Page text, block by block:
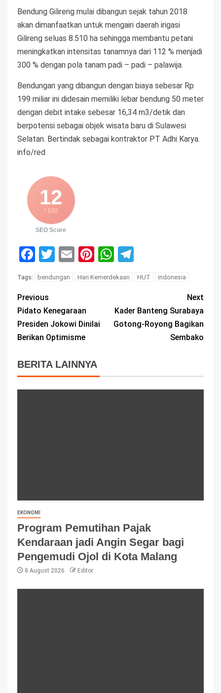
Bendung Gilireng mulai dibangun sejak tahun 2018
akan dimanfaatkan untuk mengairi daerah irigasi
Gilireng seluas 8.510 ha sehingga membantu petani
meningkatkan intensitas tanamnya dari 112 % menjadi
300 % dengan pola tanam padi – padi – palawija.
Bendungan yang dibangun dengan biaya sebesar Rp
199 miliar ini didesain memiliki lebar bendung 50 meter
dengan debit intake sebesar 16,34 m3/detik dan
berpotensi sebagai objek wisata baru di Sulawesi
Selatan. Bertindak sebagai kontraktor PT Adhi Karya.
info/red
12
/ 100
SEO Score
Facebook
Twitter
EmailPinterest
WhatsApp
Tags: bendungan Hari Kemerdekaan HUT indonesia
Previous
Pidato Kenegaraan
Presiden Jokowi Dinilai
Berikan Optimisme
Next
Kader Banteng Surabaya
Gotong-Royong Bagikan
Sembako
BERITA LAINNYA
EKONOMI
Program Pemutihan Pajak
Kendaraan jadi Angin Segar bagi
Pengemudi Ojol di Kota Malang
8 August 2026 Editor